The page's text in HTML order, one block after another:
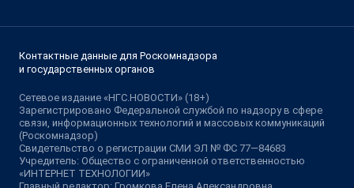
Контактные данные для Роскомнадзора
и государственных органов
Сетевое издание «НГС.НОВОСТИ» (18+)
Зарегистрировано Федеральной службой по надзору в сфере
связи, информационных технологий и массовых коммуникаций
(Роскомнадзор)
Свидетельство о регистрации СМИ ЭЛ № ФС 77—84683
Учредитель: Общество с ограниченной ответственностью
«ИНТЕРНЕТ ТЕХНОЛОГИИ»